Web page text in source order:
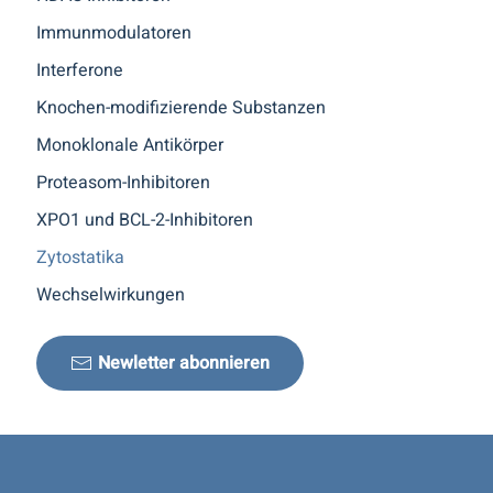
Immunmodulatoren
Interferone
Knochen-modifizierende Substanzen
Monoklonale Antikörper
Proteasom-Inhibitoren
XPO1 und BCL-2-Inhibitoren
Zytostatika
Wechselwirkungen
Newletter abonnieren